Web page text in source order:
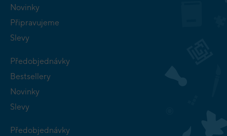
Novinky
Připravujeme
Slevy
Předobjednávky
Bestsellery
Novinky
Slevy
Předobjednávky